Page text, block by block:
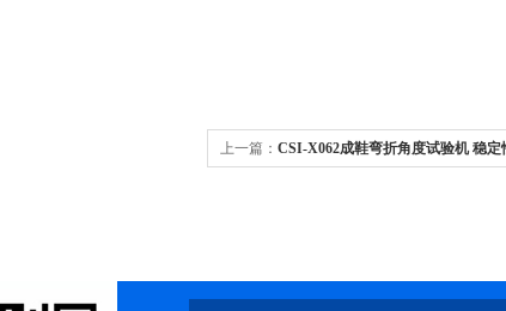
上一篇： CSI-X062成鞋弯折角度试验机 稳定